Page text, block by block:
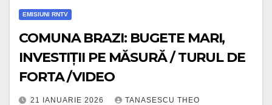
EMISIUNI RNTV
COMUNA BRAZI: BUGETE MARI,
INVESTIȚII PE MĂSURĂ / TURUL DE
FORTA /VIDEO
21 IANUARIE 2026 TANASESCU THEO